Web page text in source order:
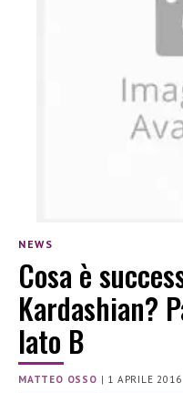
NEWS
Cosa è
Kardashian?
lato B
MATTEO OSSO | 1 APRILE 2016